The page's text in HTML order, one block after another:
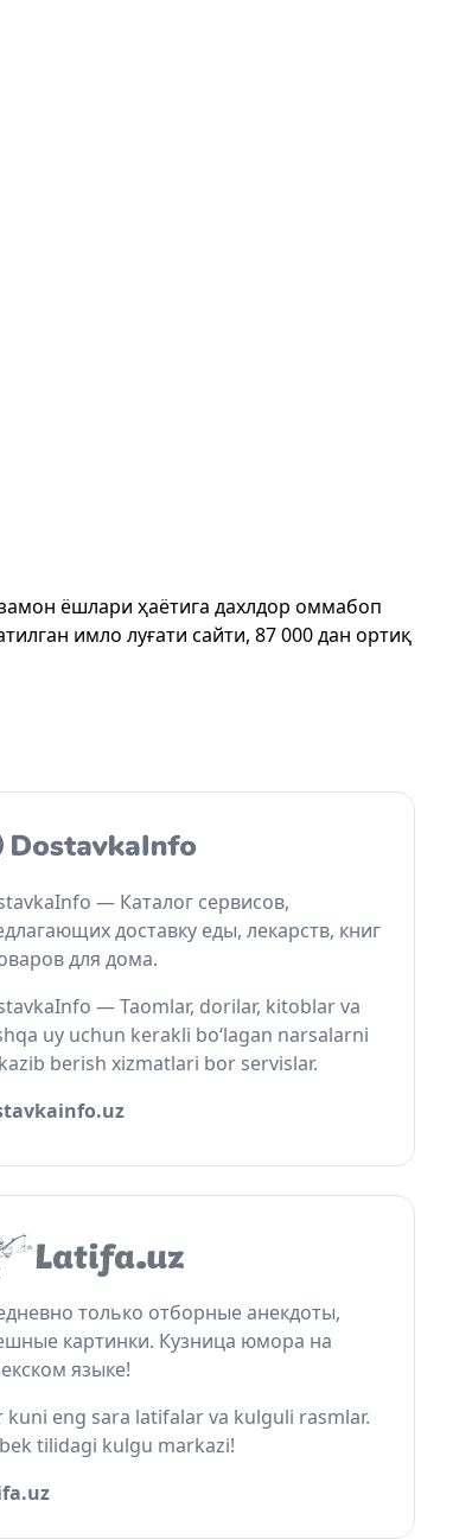
ёшлари ҳаётига дахлдор оммабоп
имло луғати сайти, 87 000 дан ортиқ
— Каталог сервисов,
доставку еды, лекарств, книг
для дома.
— Taomlar, dorilar, kitoblar va
uy uchun kerakli bo‘lagan narsalarni
berish xizmatlari bor servislar.
только отборные анекдоты,
картинки. Кузница юмора на
языке!
kuni eng sara latifalar va kulguli rasmlar.
tilidagi kulgu markazi!